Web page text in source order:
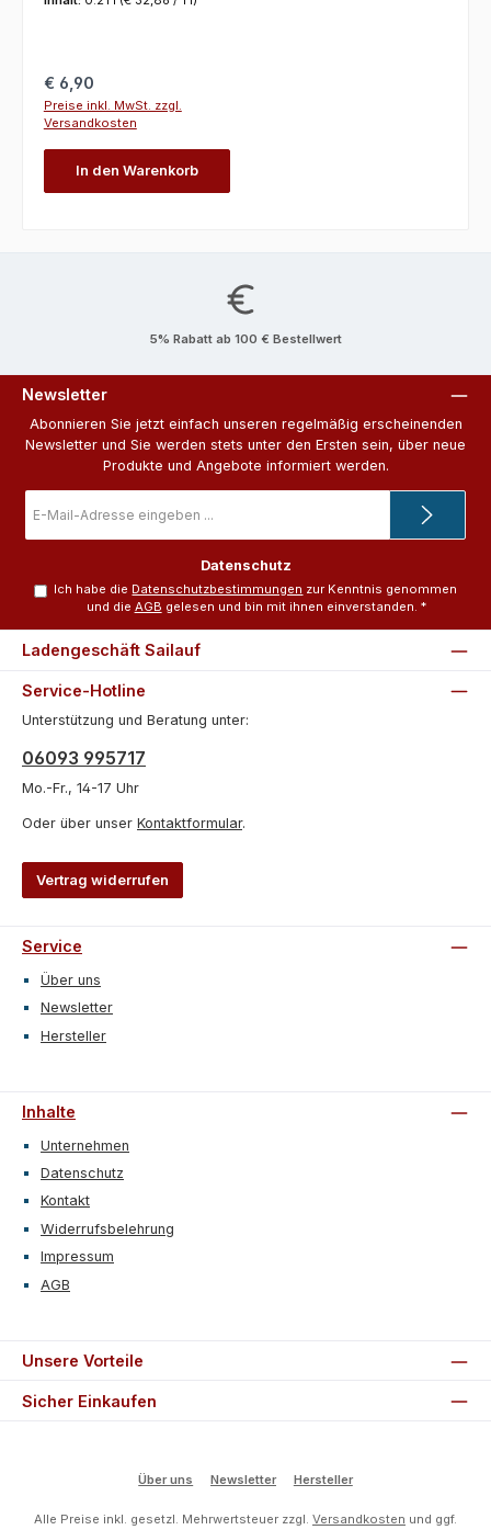
Regulärer Preis:
€ 6,90
Preise inkl. MwSt. zzgl.
Versandkosten
In den Warenkorb
5% Rabatt ab 100 € Bestellwert
Newsletter
Abonnieren Sie jetzt einfach unseren regelmäßig erscheinenden
Newsletter und Sie werden stets unter den Ersten sein, über neue
Produkte und Angebote informiert werden.
Mail-
Adresse
Datenschutz
Ich habe die Datenschutzbestimmungen zur Kenntnis genommen
und die AGB gelesen und bin mit ihnen einverstanden. *
Service-Hotline
Unterstützung und Beratung unter:
06093 995717
Mo.-Fr., 14-17 Uhr
Oder über unser Kontaktformular.
Vertrag widerrufen
Ladengeschäft Sailauf
Service
Über uns
Newsletter
Hersteller
Inhalte
Unternehmen
Datenschutz
Kontakt
Widerrufsbelehrung
Impressum
AGB
Unsere Vorteile
Sicher Einkaufen
Über uns Newsletter Hersteller
Alle Preise inkl. gesetzl. Mehrwertsteuer zzgl. Versandkosten und ggf.